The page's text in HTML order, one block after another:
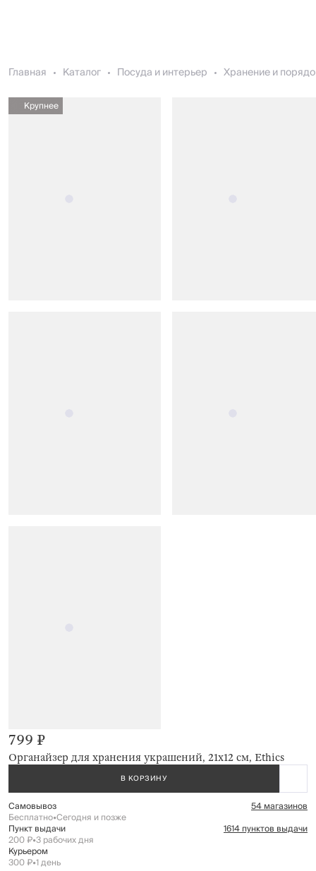
Главная Каталог Посуда и интерьер Хранение и
Крупнее
Органайзер для хранения украшений, 21х12 см, Ethics
799 ₽
В КОРЗИНУ
Самовывоз 54 магазинов
Бесплатно•Сегодня и позже
Пункт выдачи 1614 пунктов выдачи
200 ₽•3 рабочих дня
Курьером
300 ₽•1 день